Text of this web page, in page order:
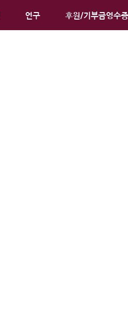
연구 후원/기부금영수증